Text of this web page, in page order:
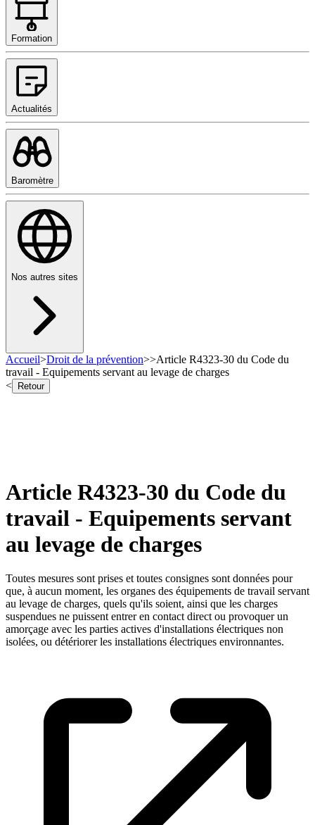
Formation
Actualités
Baromètre
Nos autres sites
Accueil>Droit de la prévention>>Article R4323-30 du Code du
travail - Equipements servant au levage de charges
<
Retour
Article R4323-30 du Code du
travail - Equipements servant
au levage de charges
Toutes mesures sont prises et toutes consignes sont données pour
que, à aucun moment, les organes des équipements de travail servant
au levage de charges, quels qu'ils soient, ainsi que les charges
suspendues ne puissent entrer en contact direct ou provoquer un
amorçage avec les parties actives d'installations électriques non
isolées, ou détériorer les installations électriques environnantes.